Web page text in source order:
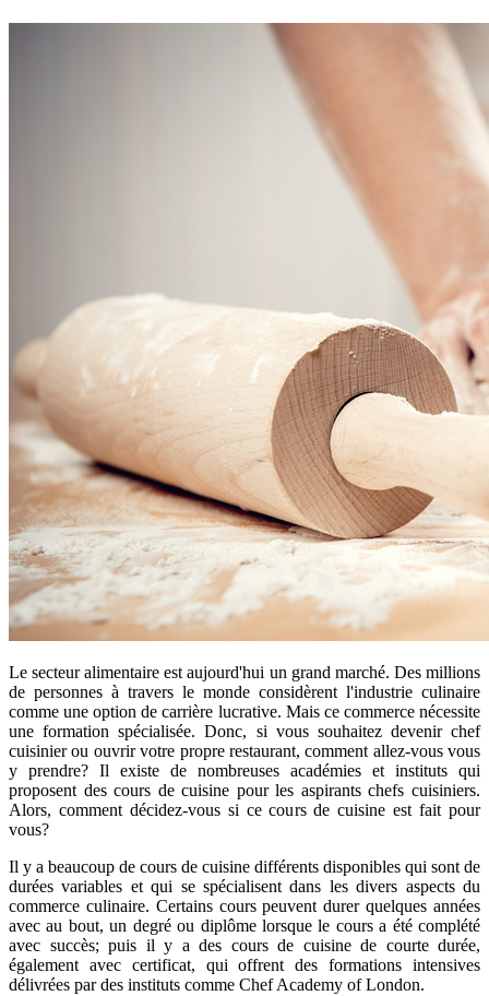
Le secteur alimentaire est aujourd'hui un grand marché. Des millions
de personnes à travers le monde considèrent l'industrie culinaire
comme une option de carrière lucrative. Mais ce commerce nécessite
une formation spécialisée. Donc, si vous souhaitez devenir chef
cuisinier ou ouvrir votre propre restaurant, comment allez-vous vous
y prendre? Il existe de nombreuses académies et instituts qui
proposent des cours de cuisine pour les aspirants chefs cuisiniers.
Alors, comment décidez-vous si ce cours de cuisine est fait pour
vous?
Il y a beaucoup de cours de cuisine différents disponibles qui sont de
durées variables et qui se spécialisent dans les divers aspects du
commerce culinaire. Certains cours peuvent durer quelques années
avec au bout, un degré ou diplôme lorsque le cours a été complété
avec succès; puis il y a des cours de cuisine de courte durée,
également avec certificat, qui offrent des formations intensives
délivrées par des instituts comme Chef Academy of London.